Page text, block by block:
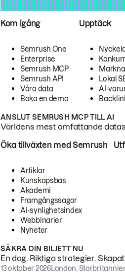
Kom igång
Semrush One
Enterprise
Semrush MCP
Semrush API
Våra data
Boka en demo
Upptäck
Lokal
AI-
ANSLUT SEMRUSH MCP TILL AI
Världens mest omfattande
Öka tillväxten med Semrush
Artiklar
Kunskapsbas
Akademi
Framgångssagor
AI-synlighetsindex
Webbinarier
Nyheter
SÄKRA DIN BILJETT NU
En dag. Riktiga strategier.
13 oktober 2026London,